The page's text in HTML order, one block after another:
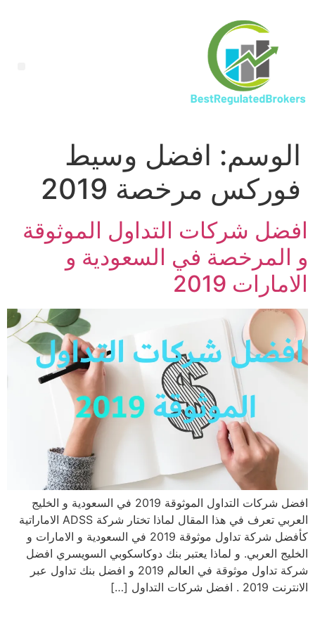
الوسم: افضل وسيط
فوركس مرخصة 2019
افضل شركات التداول الموثوقة
و المرخصة في السعودية و
الامارات 2019
افضل شركات التداول الموثوقة 2019 في السعودية و الخليج
العربي تعرف في هذا المقال لماذا تختار شركة ADSS الاماراتية
كأفضل شركة تداول موثوقة 2019 في السعودية و الامارات و
الخليج العربي. و لماذا يعتبر بنك دوكاسكوبي السويسري افضل
شركة تداول موثوقة في العالم 2019 و افضل بنك تداول عبر
الانترنت 2019 . افضل شركات التداول […]